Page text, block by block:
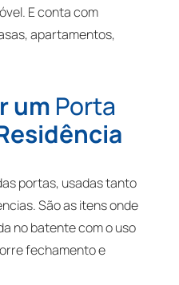
E conta com
apartamentos,
um Porta
portas, usadas tanto
São as itens onde
no batente com o uso
fechamento e